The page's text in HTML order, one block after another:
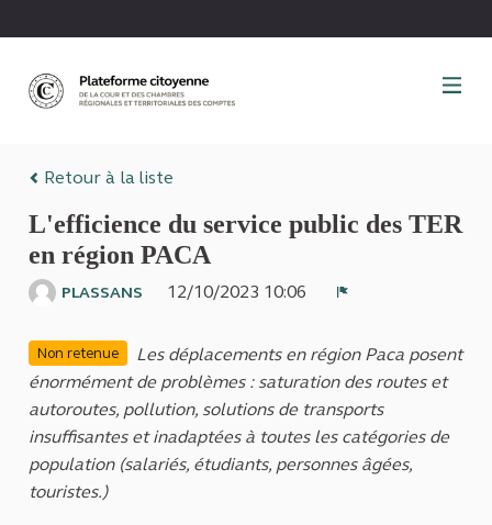
Retour à la liste
L'efficience du service public des TER
en région PACA
PLASSANS
12/10/2023 10:06
Non retenue
Les déplacements en région Paca posent
énormément de problèmes : saturation des routes et
autoroutes, pollution, solutions de transports
insuffisantes et inadaptées à toutes les catégories de
population (salariés, étudiants, personnes âgées,
touristes.)